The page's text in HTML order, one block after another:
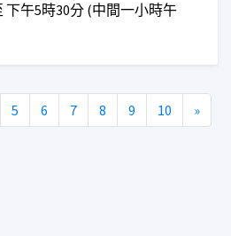
下午5時30分 (中間一小時午
優惠***
情況而增加或減少***
5 6 7 8 9 10 »Next